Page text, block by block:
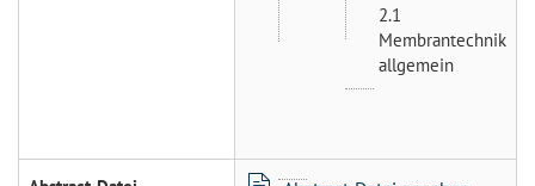
2.1
Membrantechnik
allgemein